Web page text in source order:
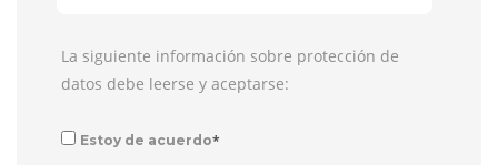
La siguiente información sobre protección de
datos debe leerse y aceptarse:
Estoy de acuerdo*